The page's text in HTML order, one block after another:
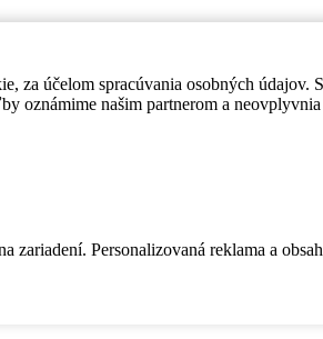
za účelom spracúvania osobných údajov.
oznámime našim partnerom a
Personalizovaná reklama a